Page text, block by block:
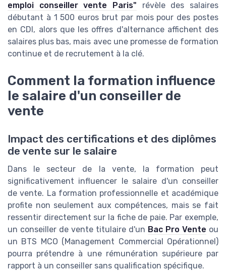
emploi conseiller vente Paris" révèle des salaires
débutant à 1 500 euros brut par mois pour des postes
en CDI, alors que les offres d'alternance affichent des
salaires plus bas, mais avec une promesse de formation
continue et de recrutement à la clé.
Comment la formation influence
le salaire d'un conseiller de
vente
Impact des certifications et des diplômes
de vente sur le salaire
Dans le secteur de la vente, la formation peut
significativement influencer le salaire d'un conseiller
de vente. La formation professionnelle et académique
profite non seulement aux compétences, mais se fait
ressentir directement sur la fiche de paie. Par exemple,
un conseiller de vente titulaire d'un Bac Pro Vente ou
un BTS MCO (Management Commercial Opérationnel)
pourra prétendre à une rémunération supérieure par
rapport à un conseiller sans qualification spécifique.